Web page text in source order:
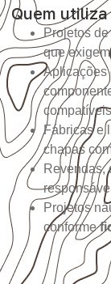
Quem
Projetos
que
Aplicações
Fábricas e
chapas
Revendas,
Projetos
conforme